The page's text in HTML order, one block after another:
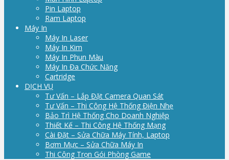
Pin Laptop
Ram Laptop
Máy In
Máy In Laser
Máy In Kim
Máy In Phun Màu
Máy In Đa Chức Năng
Cartridge
DỊCH VỤ
Tư Vấn – Lắp Đặt Camera Quan Sát
Tư Vấn – Thi Công Hệ Thống Điện Nhẹ
Bảo Trì Hệ Thống Cho Doanh Nghiệp
Thiết Kế – Thi Công Hệ Thống Mạng
Cài Đặt – Sửa Chữa Máy Tính, Laptop
Bơm Mực – Sửa Chữa Máy In
Thi Công Trọn Gói Phòng Game